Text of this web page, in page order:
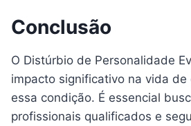
Conclusão
O Distúrbio de Personalidade
impacto significativo na vida de
essa condição. É essencial
profissionais qualificados e